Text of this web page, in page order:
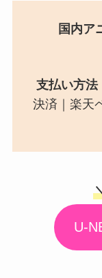
国内ア
支払い方法
決済｜楽天
U-